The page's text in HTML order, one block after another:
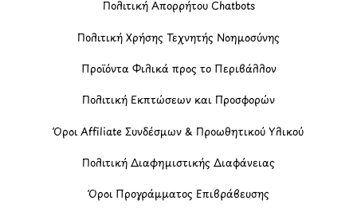
Πολιτική Απορρήτου Chatbots
Πολιτική Χρήσης Τεχνητής Νοημοσύνης
Προϊόντα Φιλικά προς το Περιβάλλον
Πολιτική Εκπτώσεων και Προσφορών
Όροι Affiliate Συνδέσμων & Προωθητικού Υλικού
Πολιτική Διαφημιστικής Διαφάνειας
Όροι Προγράμματος Επιβράβευσης